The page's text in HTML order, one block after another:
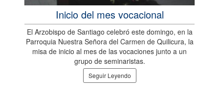
Inicio del mes vocacional
El Arzobispo de Santiago celebró este domingo, en la
Parroquia Nuestra Señora del Carmen de Quilicura, la
misa de inicio al mes de las vocaciones junto a un
grupo de seminaristas.
Seguir Leyendo